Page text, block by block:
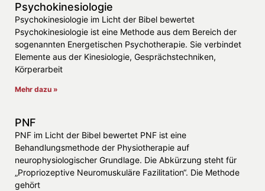
Psychokinesiologie
Psychokinesiologie im Licht der Bibel bewertet
Psychokinesiologie ist eine Methode aus dem Bereich der
sogenannten Energetischen Psychotherapie. Sie verbindet
Elemente aus der Kinesiologie, Gesprächstechniken,
Körperarbeit
Mehr dazu »
PNF
PNF im Licht der Bibel bewertet PNF ist eine
Behandlungsmethode der Physiotherapie auf
neurophysiologischer Grundlage. Die Abkürzung steht für
„Propriozeptive Neuromuskuläre Fazilitation“. Die Methode
gehört